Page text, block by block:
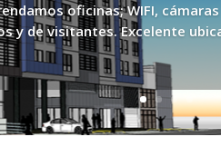
oficinas; WIFI,
y de visitantes. Excelente